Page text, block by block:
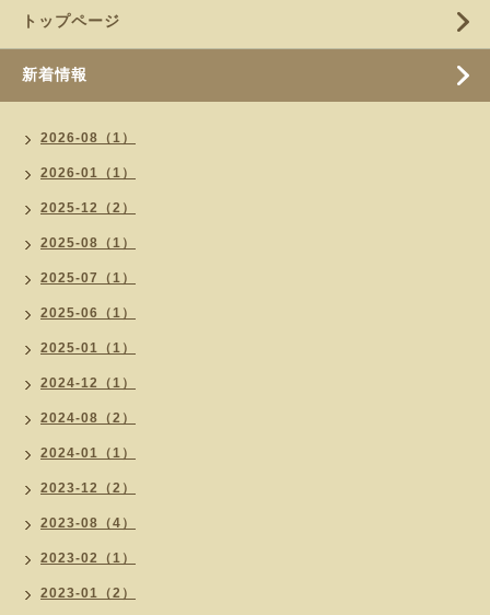
トップページ
新着情報
2026-08（1）
2026-01（1）
2025-12（2）
2025-08（1）
2025-07（1）
2025-06（1）
2025-01（1）
2024-12（1）
2024-08（2）
2024-01（1）
2023-12（2）
2023-08（4）
2023-02（1）
2023-01（2）